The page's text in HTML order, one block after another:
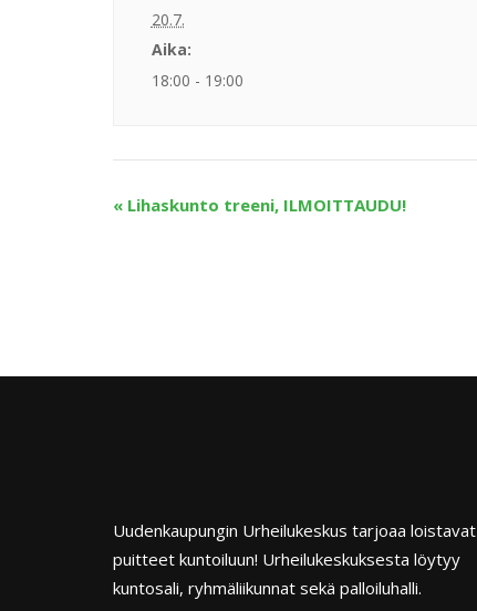
20.7.
Aika:
18:00 - 19:00
« Lihaskunto treeni, ILMOITTAUDU!
Uudenkaupungin Urheilukeskus tarjoaa loistavat
puitteet kuntoiluun! Urheilukeskuksesta löytyy
kuntosali, ryhmäliikunnat sekä palloiluhalli.